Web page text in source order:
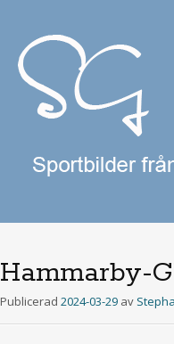
Hammarby-
Publicerad 2024-03-29 av